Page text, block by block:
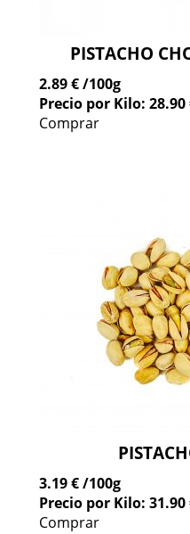
PISTACHO
2.89 €/100g
Precio por Kilo: 28.90
Comprar
3.19 €/100g
Precio por Kilo: 31.90
Comprar